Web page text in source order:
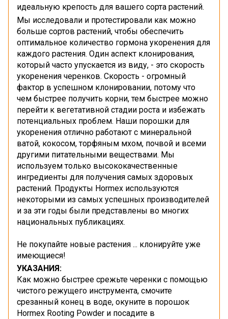
идеальную крепость для вашего сорта растений.
Мы исследовали и протестировали как можно
больше сортов растений, чтобы обеспечить
оптимальное количество гормона укоренения для
каждого растения. Один аспект клонирования,
который часто упускается из виду, - это скорость
укоренения черенков. Скорость - огромный
фактор в успешном клонировании, потому что
чем быстрее получить корни, тем быстрее можно
перейти к вегетативной стадии роста и избежать
потенциальных проблем. Наши порошки для
укоренения отлично работают с минеральной
ватой, кокосом, торфяным мхом, почвой и всеми
другими питательными веществами. Мы
используем только высококачественные
ингредиенты для получения самых здоровых
растений. Продукты Hormex используются
некоторыми из самых успешных производителей
и за эти годы были представлены во многих
национальных публикациях.
Не покупайте новые растения ... клонируйте уже
имеющиеся!
УКАЗАНИЯ:
Как можно быстрее срежьте черенки с помощью
чистого режущего инструмента, смочите
срезанный конец в воде, окуните в порошок
Hormex Rooting Powder и посадите в